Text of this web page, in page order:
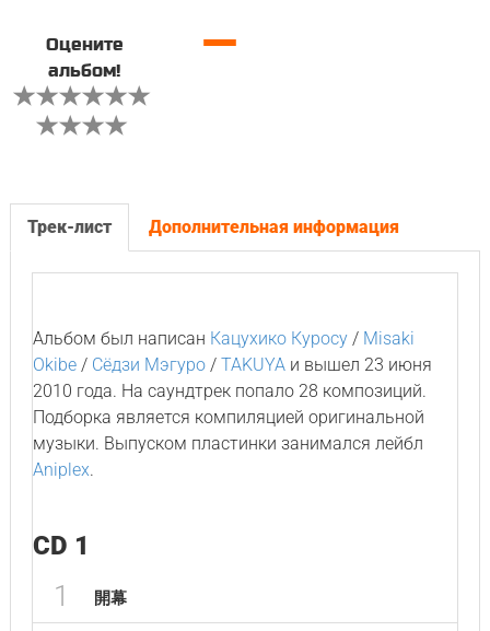
Оцените
альбом!
—
Трек-лист Дополнительная информация
Альбом был написан Кацухико Куросу/ Misaki
Okibe/ Сёдзи Мэгуро/ TAKUYAи вышел 23 июня
2010 года. На саундтрек попало 28 композиций.
Подборка является компиляцией оригинальной
музыки. Выпуском пластинки занимался лейбл
Aniplex.
CD 1
1 開幕